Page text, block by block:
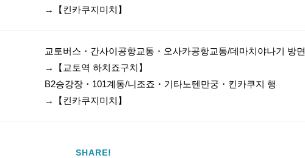
교토버스・간사이공항교통・오사카공항교통/데마치야나기 방면
→【교토역 하치죠구치】
B2승강장・101계통/니조죠・기타노텐만궁・킨카쿠지 행
SHARE!